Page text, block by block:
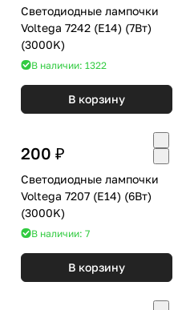
Светодиодные лампочки
Voltega 7242 (E14) (7Вт)
(3000K)
В наличии: 1322
В корзину
200 ₽
Светодиодные лампочки
Voltega 7207 (E14) (6Вт)
(3000K)
В наличии: 7
В корзину